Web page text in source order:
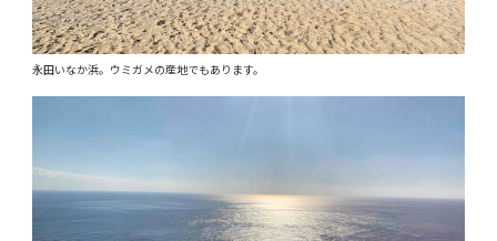
永田いなか浜。ウミガメの産地でもあります。